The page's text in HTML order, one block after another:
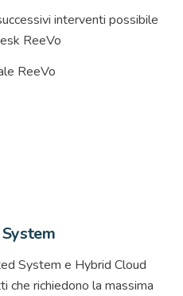
interventi possibile
ReeVo
ReeVo
System e Hybrid Cloud
che richiedono la massima